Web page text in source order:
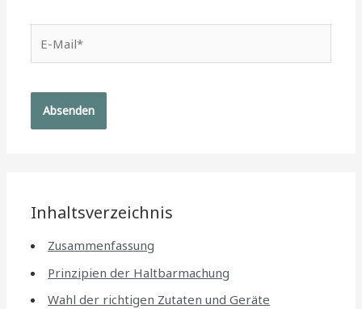
Mail*
Inhaltsverzeichnis
Zusammenfassung
Prinzipien der Haltbarmachung
Wahl der richtigen Zutaten und Geräte